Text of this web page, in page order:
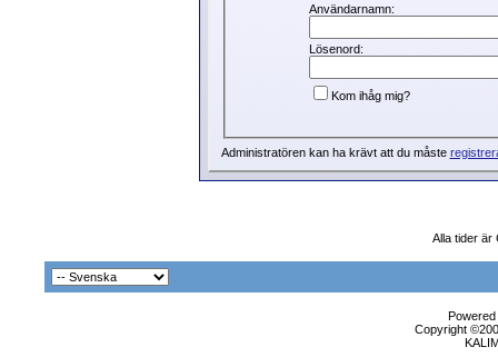
Användarnamn:
Lösenord:
Kom ihåg mig?
Administratören kan ha krävt att du måste
Alla tider är
Copyright